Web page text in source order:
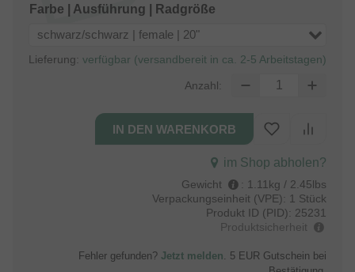
Farbe | Ausführung | Radgröße
schwarz/schwarz | female | 20"
Lieferung: verfügbar (versandbereit in ca. 2-5 Arbeitstagen)
Anzahl:
im Shop abholen?
Gewicht : 1.11kg / 2.45lbs
Verpackungseinheit (VPE): 1 Stück
Produkt ID (PID): 25231
Produktsicherheit
Fehler gefunden? Jetzt melden. 5 EUR Gutschein bei